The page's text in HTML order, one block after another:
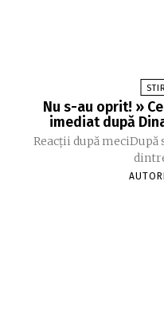
Nu s-au oprit! »
imediat după
Reacții după